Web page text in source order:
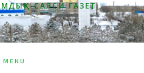
САЯСИ ГАЗЕТ
MENU